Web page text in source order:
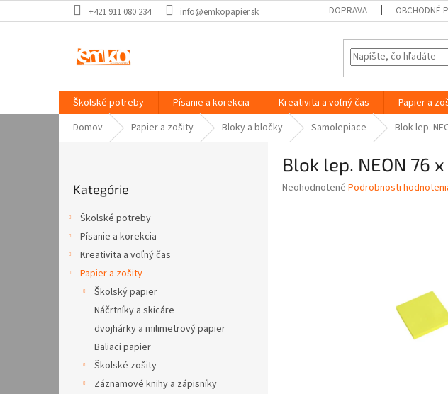
na
+421 911 080 234 info@emkopapier.sk DOPRAVA OBCHODNÉ
Školské potreby Písanie a korekcia Kreativita a voľný čas Papier a
Domov
Papier a zošity Bloky a bločky Samolepiace Blok lep.
kategórie
Kategórie
Školské potreby
Písanie a korekcia
Kreativita a voľný čas
Papier a zošity
Školský papier
Náčrtníky a skicáre
dvojhárky a milimetrový papier
Baliaci papier
Školské zošity
Záznamové knihy a zápisníky
Blok lep. NEON 76
Priemerné
Neohodnotené Podrobnosti